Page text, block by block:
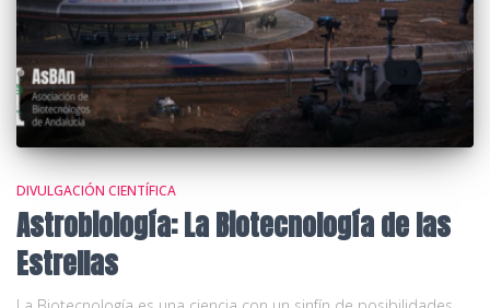
DIVULGACIÓN CIENTÍFICA
Astrobiología: La Biotecnología de las
Estrellas